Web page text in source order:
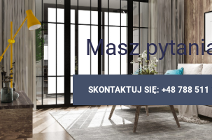
Masz
SKONTAKTUJ SIĘ: +48 788 511